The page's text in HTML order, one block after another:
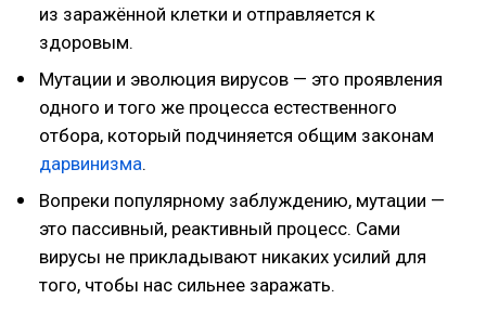
из заражённой клетки и отправляется к
здоровым.
Мутации и эволюция вирусов — это проявления
одного и того же процесса естественного
отбора, который подчиняется общим законам
дарвинизма.
Вопреки популярному заблуждению, мутации —
это пассивный, реактивный процесс. Сами
вирусы не прикладывают никаких усилий для
того, чтобы нас сильнее заражать.